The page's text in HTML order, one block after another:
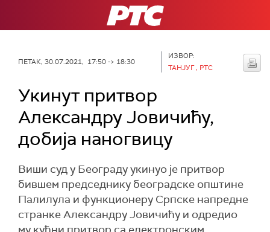
РТС
ПЕТАК, 30.07.2021, 17:50 -> 18:30
ИЗВОР:
ТАНЈУГ , РТС
Укинут притвор
Александру Јовичићу,
добија наногвицу
Виши суд у Београду укинуо је притвор
бившем председнику београдске општине
Палилула и функционеру Српске напредне
странке Александру Јовичићу и одредио